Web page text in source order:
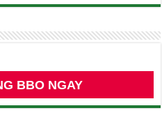
BBO NGAY